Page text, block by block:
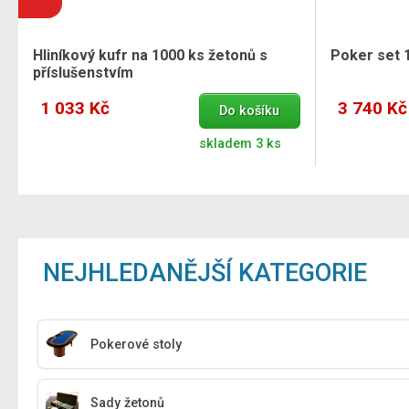
Hliníkový kufr na 1000 ks žetonů s
příslušenstvím
1 033 Kč Do košíku
skladem 3 ks
Poker set
3 740 Kč
NEJHLEDANĚJŠÍ KATEGORIE
Pokerové stoly
Sady žetonů